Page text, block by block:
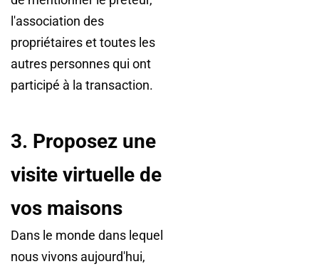
l'association des
propriétaires et toutes les
autres personnes qui ont
participé à la transaction.
3. Proposez une
visite virtuelle de
vos maisons
Dans le monde dans lequel
nous vivons aujourd'hui,